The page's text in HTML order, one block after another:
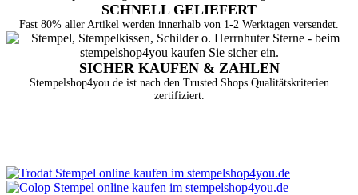
SCHNELL GELIEFERT
Fast 80% aller Artikel werden innerhalb von 1-2 Werktagen versendet.
SICHER KAUFEN & ZAHLEN
Stempelshop4you.de ist nach den Trusted Shops Qualitätskriterien
zertifiziert.